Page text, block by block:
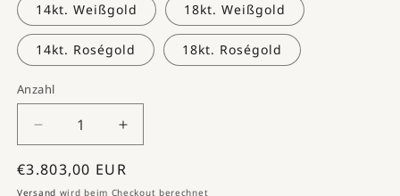
14kt. Weißgold 18kt. Weißgold
14kt. Roségold 18kt. Roségold
Anzahl
Anzahl
Verringere
die
Menge
für
Erhöhe
die
Menge
für
Normaler
Preis
€3.803,00 EUR
Versand wird beim Checkout berechnet